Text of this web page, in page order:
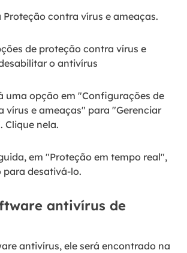
contra vírus e ameaças.
uma opção em "Configurações de
vírus e ameaças" para "Gerenciar
Clique nela.
em "Proteção em tempo real",
desativá-lo.
antivírus de
antivírus, ele será encontrado na